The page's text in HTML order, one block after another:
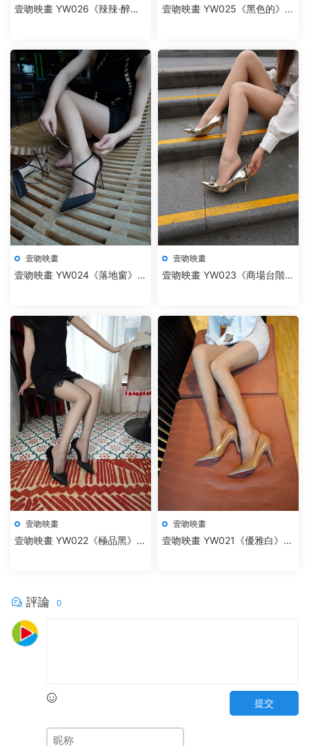
壹吻映畫 YW026《辣辣·醉人
壹吻映畫 YW025《黑色的》夢
壹吻映畫
壹吻映畫 YW024《落地窗》辣
壹吻映畫
壹吻映畫 YW023《商場台階》
壹吻映畫
壹吻映畫 YW022《極品黑》彩
壹吻映畫
壹吻映畫 YW021《優雅白》素
評論 0
提交